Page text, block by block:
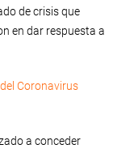
de crisis que
en dar respuesta a
Coronavirus
a conceder